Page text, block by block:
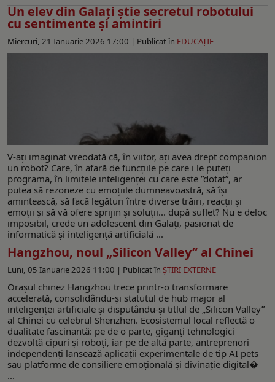
Un elev din Galați știe secretul robotului
cu sentimente și amintiri
Miercuri, 21 Ianuarie 2026 17:00 | Publicat în EDUCAŢIE
V-ați imaginat vreodată că, în viitor, ați avea drept companion
un robot? Care, în afară de funcțiile pe care i le puteți
programa, în limitele inteligenței cu care este ”dotat”, ar
putea să rezoneze cu emoțiile dumneavoastră, să își
amintească, să facă legături între diverse trăiri, reacții și
emoții și să vă ofere sprijin și soluții... după suflet? Nu e deloc
imposibil, crede un adolescent din Galați, pasionat de
informatică și inteligență artificială ...
Hangzhou, noul „Silicon Valley” al Chinei
Luni, 05 Ianuarie 2026 11:00 | Publicat în ŞTIRI EXTERNE
Oraşul chinez Hangzhou trece printr-o transformare
accelerată, consolidându-și statutul de hub major al
inteligenţei artificiale și disputându-și titlul de „Silicon Valley”
al Chinei cu celebrul Shenzhen. Ecosistemul local reflectă o
dualitate fascinantă: pe de o parte, giganți tehnologici
dezvoltă cipuri și roboți, iar pe de altă parte, antreprenori
independenți lansează aplicații experimentale de tip AI pets
sau platforme de consiliere emoțională și divinație digital�
...